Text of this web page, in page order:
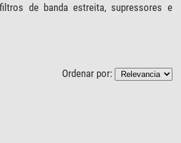
de banda estreita, supressores e
Ordenar por: